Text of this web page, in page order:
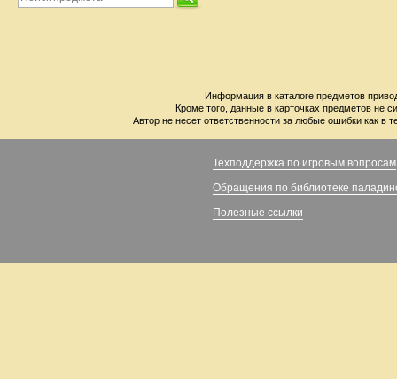
Информация в каталоге предметов
Кроме того, данные в карточках предметов не
Автор не несет ответственности за любые ошибки как в
Техподдержка по игровым вопросам
Обращения по библиотеке
Полезные ссылки